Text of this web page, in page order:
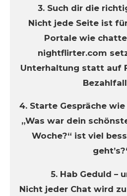
3. Such dir die
Nicht jede Seite ist
Portale wie
nightflirter.com
Unterhaltung statt auf
4. Starte Gespräche
„Was war dein
Woche?“ ist viel
5. Hab Geduld –
Nicht jeder Chat wird